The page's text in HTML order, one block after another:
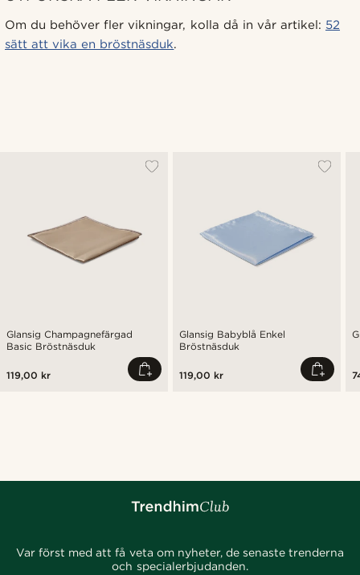
Om du behöver fler vikningar, kolla då in vår artikel: 52
sätt att vika en bröstnäsduk.
Glansig Champagnefärgad
Basic Bröstnäsduk
119,00 kr
Glansig Babyblå Enkel
Bröstnäsduk
119,00 kr
Var först med att få veta om nyheter, de senaste trenderna
och specialerbjudanden.